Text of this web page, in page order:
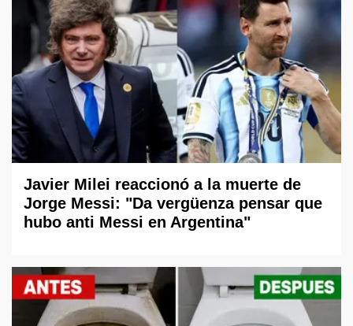
Javier Milei reaccionó a la muerte de
Jorge Messi: "Da vergüenza pensar que
hubo anti Messi en Argentina"